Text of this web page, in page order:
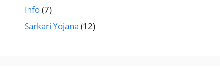
Info(7)
Sarkari Yojana (12)